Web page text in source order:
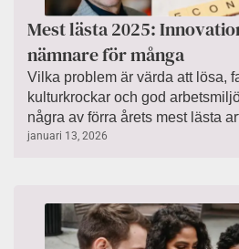
Mest lästa 2025:
nämnare för många
Vilka problem är värda att lösa,
kulturkrockar och god
några av förra årets mest lästa
januari 13, 2026